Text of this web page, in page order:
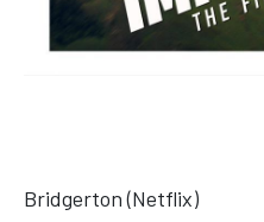
Bridgerton(Netflix)